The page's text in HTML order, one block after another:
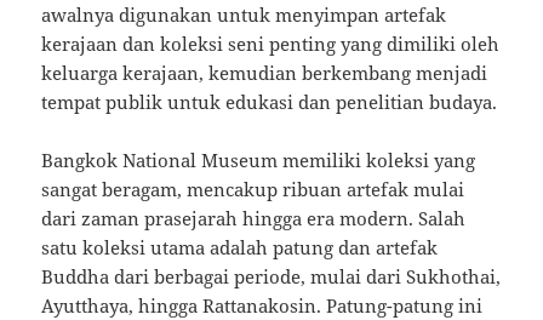
awalnya digunakan untuk menyimpan artefak
kerajaan dan koleksi seni penting yang dimiliki oleh
keluarga kerajaan, kemudian berkembang menjadi
tempat publik untuk edukasi dan penelitian budaya.
Bangkok National Museum memiliki koleksi yang
sangat beragam, mencakup ribuan artefak mulai
dari zaman prasejarah hingga era modern. Salah
satu koleksi utama adalah patung dan artefak
Buddha dari berbagai periode, mulai dari Sukhothai,
Ayutthaya, hingga Rattanakosin. Patung-patung ini